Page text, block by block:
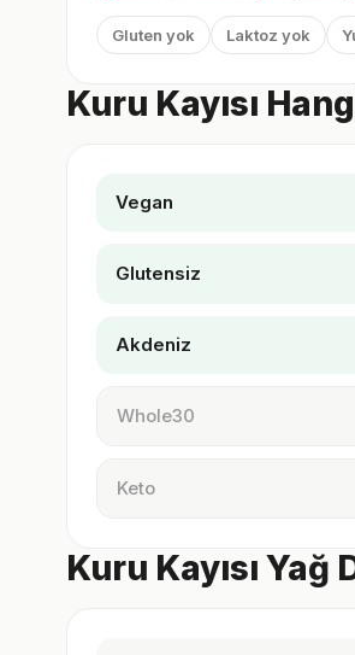
Gluten yok Laktoz yok
Kuru Kayısı
Vegan
Glutensiz
Akdeniz
Whole30
Keto
Kuru Kayısı Yağ